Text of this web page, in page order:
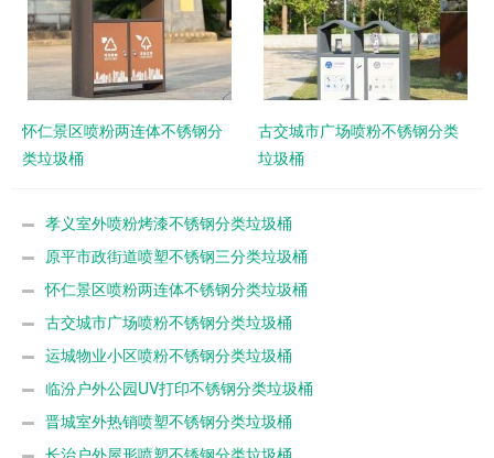
怀仁景区喷粉两连体不锈钢分
类垃圾桶
古交城市广场喷粉不锈钢分类
垃圾桶
孝义室外喷粉烤漆不锈钢分类垃圾桶
原平市政街道喷塑不锈钢三分类垃圾桶
怀仁景区喷粉两连体不锈钢分类垃圾桶
古交城市广场喷粉不锈钢分类垃圾桶
运城物业小区喷粉不锈钢分类垃圾桶
临汾户外公园UV打印不锈钢分类垃圾桶
晋城室外热销喷塑不锈钢分类垃圾桶